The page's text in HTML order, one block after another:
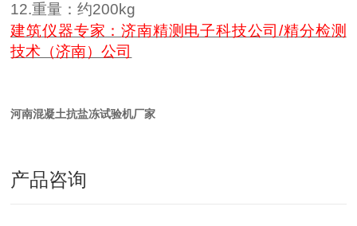
12.重量：约200kg
建筑仪器专家：济南精测电子科技公司/精分检测
技术（济南）公司
河南混凝土抗盐冻试验机厂家
产品咨询